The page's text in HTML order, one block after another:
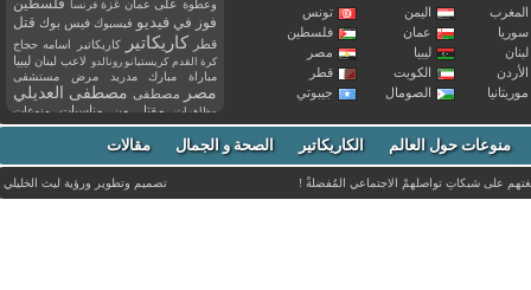
اليمن
تونس
عمان
فلسطين
ليبيا
مصر
الكويت
قطر
الصومال جيبوتي
وعطوة على عمان غزة فرنسا فلسطين
فوز في فيديو فيسبوك فيس بوك قتل
قطر كاريكاتير كاريكاتير اسامه حجاج
كرة القدم كريستيانو رونالدو لاعب لبنان ليبيا
مباراة مبارك مدريد مرض مستشفى
مصر مصطفى مصطفى العديلي
مظاهرات مقتل من مناسبات
منوعات
مواليد
موت ميسي ميلان نادي نشر
وفاة وفيات يوتيوب منوعات حول العالم الكاريكاتير الصحة و الجمال مقالات
على شبكاتِ تواصلهمْ الاجتماعي المُفضلةْ ! تصميم وتطوير ورؤيةليث الخليلي